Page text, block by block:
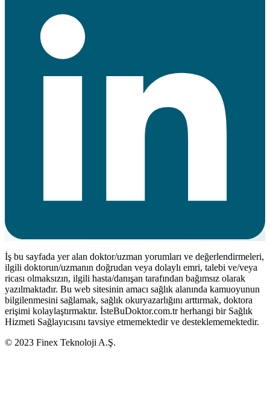
İş bu sayfada yer alan doktor/uzman yorumları ve değerlendirmeleri,
ilgili doktorun/uzmanın doğrudan veya dolaylı emri, talebi ve/veya
ricası olmaksızın, ilgili hasta/danışan tarafından bağımsız olarak
yazılmaktadır. Bu web sitesinin amacı sağlık alanında kamuoyunun
bilgilenmesini sağlamak, sağlık okuryazarlığını arttırmak, doktora
erişimi kolaylaştırmaktır. İsteBuDoktor.com.tr herhangi bir Sağlık
Hizmeti Sağlayıcısını tavsiye etmemektedir ve desteklememektedir.
© 2023 Finex Teknoloji A.Ş.